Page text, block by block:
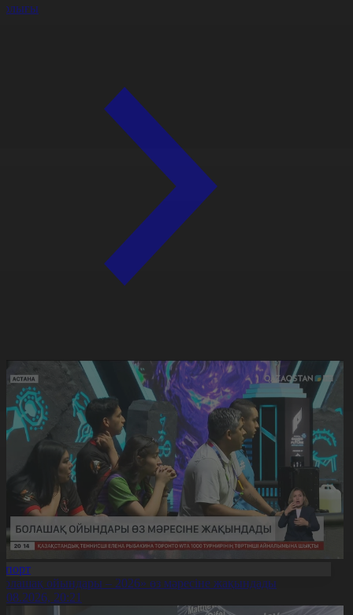
ойындары – 2026» өз мәресіне жақындады
20:21